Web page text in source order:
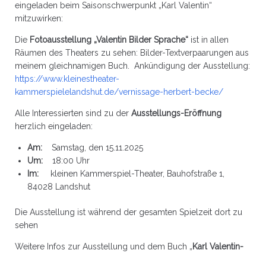
eingeladen beim Saisonschwerpunkt „Karl Valentin“
mitzuwirken:
Die Fotoausstellung „Valentin Bilder Sprache“ ist in allen
Räumen des Theaters zu sehen: Bilder-Textverpaarungen aus
meinem gleichnamigen Buch. Ankündigung der Ausstellung:
https://www.kleinestheater-
kammerspielelandshut.de/vernissage-herbert-becke/
Alle Interessierten sind zu der Ausstellungs-Eröffnung
herzlich eingeladen:
Am: Samstag, den 15.11.2025
Um: 18:00 Uhr
Im: kleinen Kammerspiel-Theater, Bauhofstraße 1,
84028 Landshut
Die Ausstellung ist während der gesamten Spielzeit dort zu
sehen
Weitere Infos zur Ausstellung und dem Buch „Karl Valentin-